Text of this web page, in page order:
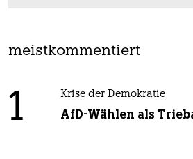
meistkommentiert
1 Krise der Demokratie
AfD-Wählen als